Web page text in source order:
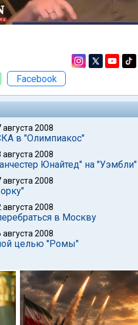
Facebook
августа 2008
в "Олимпиакос"
августа 2008
Юнайтед" на "Уэмбли"
августа 2008
августа 2008
в Москву
августа 2008
целью "Ромы"